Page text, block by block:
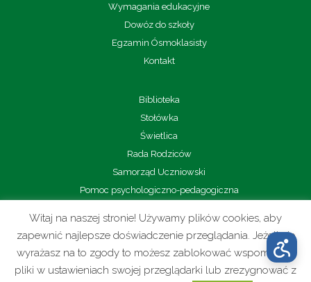
Wymagania edukacyjne
Dowóz do szkoły
Egzamin Ósmoklasisty
Kontakt
Biblioteka
Stołówka
Świetlica
Rada Rodziców
Samorząd Uczniowski
Pomoc psychologiczno-pedagogiczna
Sport
Witaj na naszej stronie! Używamy plików cookies, aby
zapewnić najlepsze doświadczenie przeglądania. Jeżeli nie
wyrażasz na to zgody to możesz zablokować wspomniane
pliki w ustawieniach swojej przeglądarki lub zrezygnować z